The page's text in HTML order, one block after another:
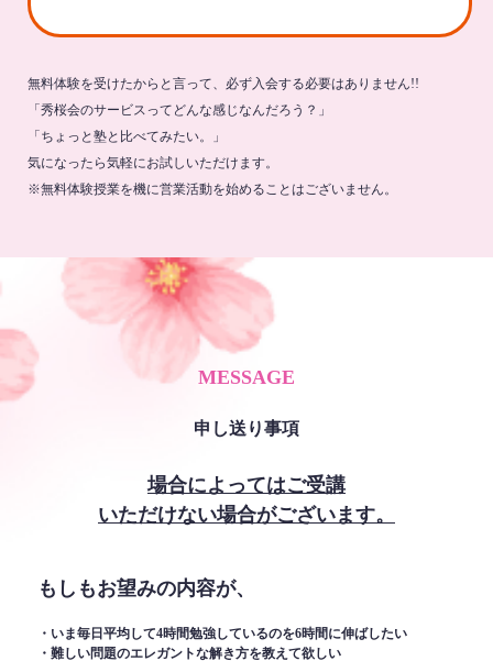
無料体験を受けたからと言って、必ず入会する必要はありません!!
「秀桜会のサービスってどんな感じなんだろう？」
「ちょっと塾と比べてみたい。」
気になったら気軽にお試しいただけます。
※無料体験授業を機に営業活動を始めることはございません。
MESSAGE
申し送り事項
場合によってはご受講
いただけない場合がございます。
もしもお望みの内容が、
・いま毎日平均して4時間勉強しているのを6時間に伸ばしたい
・難しい問題のエレガントな解き方を教えて欲しい